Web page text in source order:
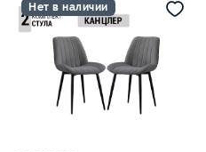
Нет в наличии